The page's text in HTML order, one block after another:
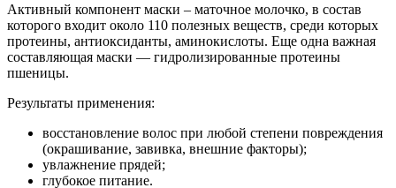
Активный компонент маски – маточное молочко, в состав
которого входит около 110 полезных веществ, среди которых
протеины, антиоксиданты, аминокислоты. Еще одна важная
составляющая маски — гидролизированные протеины
пшеницы.
Результаты применения:
восстановление волос при любой степени повреждения
(окрашивание, завивка, внешние факторы);
увлажнение прядей;
глубокое питание.